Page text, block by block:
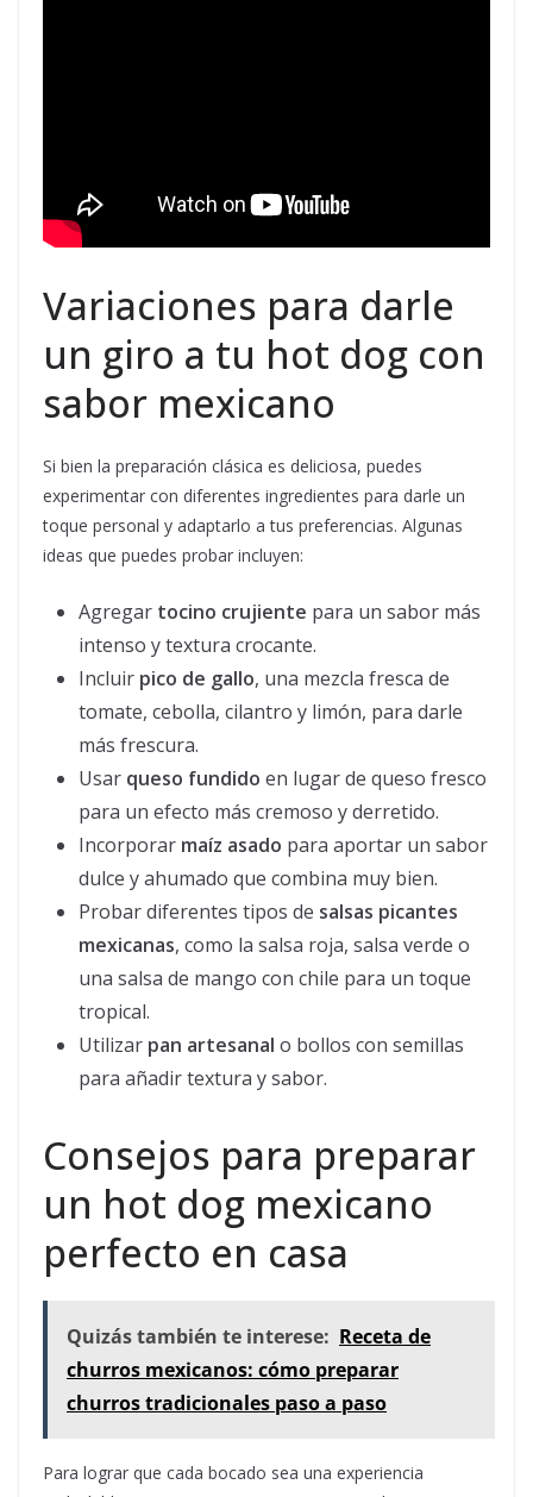
Variaciones para darle
un giro a tu hot dog con
sabor mexicano
Si bien la preparación clásica es deliciosa, puedes
experimentar con diferentes ingredientes para darle un
toque personal y adaptarlo a tus preferencias. Algunas
ideas que puedes probar incluyen:
Agregar tocino crujiente para un sabor más
intenso y textura crocante.
Incluir pico de gallo, una mezcla fresca de
tomate, cebolla, cilantro y limón, para darle
más frescura.
Usar queso fundido en lugar de queso fresco
para un efecto más cremoso y derretido.
Incorporar maíz asado para aportar un sabor
dulce y ahumado que combina muy bien.
Probar diferentes tipos de salsas picantes
mexicanas, como la salsa roja, salsa verde o
una salsa de mango con chile para un toque
tropical.
Utilizar pan artesanal o bollos con semillas
para añadir textura y sabor.
Consejos para preparar
un hot dog mexicano
perfecto en casa
Quizás también te interese: Receta de
churros mexicanos: cómo preparar
churros tradicionales paso a paso
Para lograr que cada bocado sea una experiencia